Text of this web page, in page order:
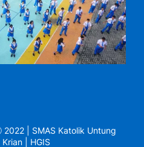
2022 | SMAS Katolik Untung
| HGIS